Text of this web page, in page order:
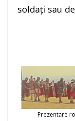
soldaţi sau
Prezentare